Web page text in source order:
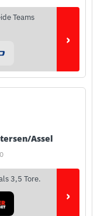
Teams
›
Assel
3,5 Tore.
›